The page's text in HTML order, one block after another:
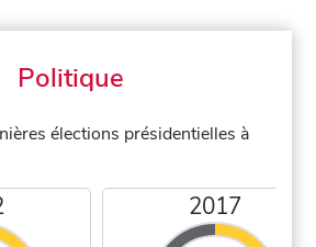
Politique
élections présidentielles à
2017